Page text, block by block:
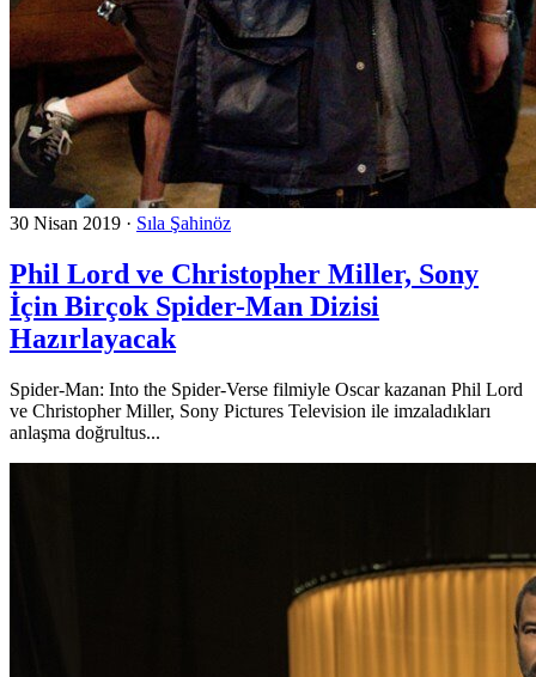
30 Nisan 2019 · Sıla Şahinöz
Phil Lord ve Christopher Miller, Sony
İçin Birçok Spider-Man Dizisi
Hazırlayacak
Spider-Man: Into the Spider-Verse filmiyle Oscar kazanan Phil Lord
ve Christopher Miller, Sony Pictures Television ile imzaladıkları
anlaşma doğrultus...